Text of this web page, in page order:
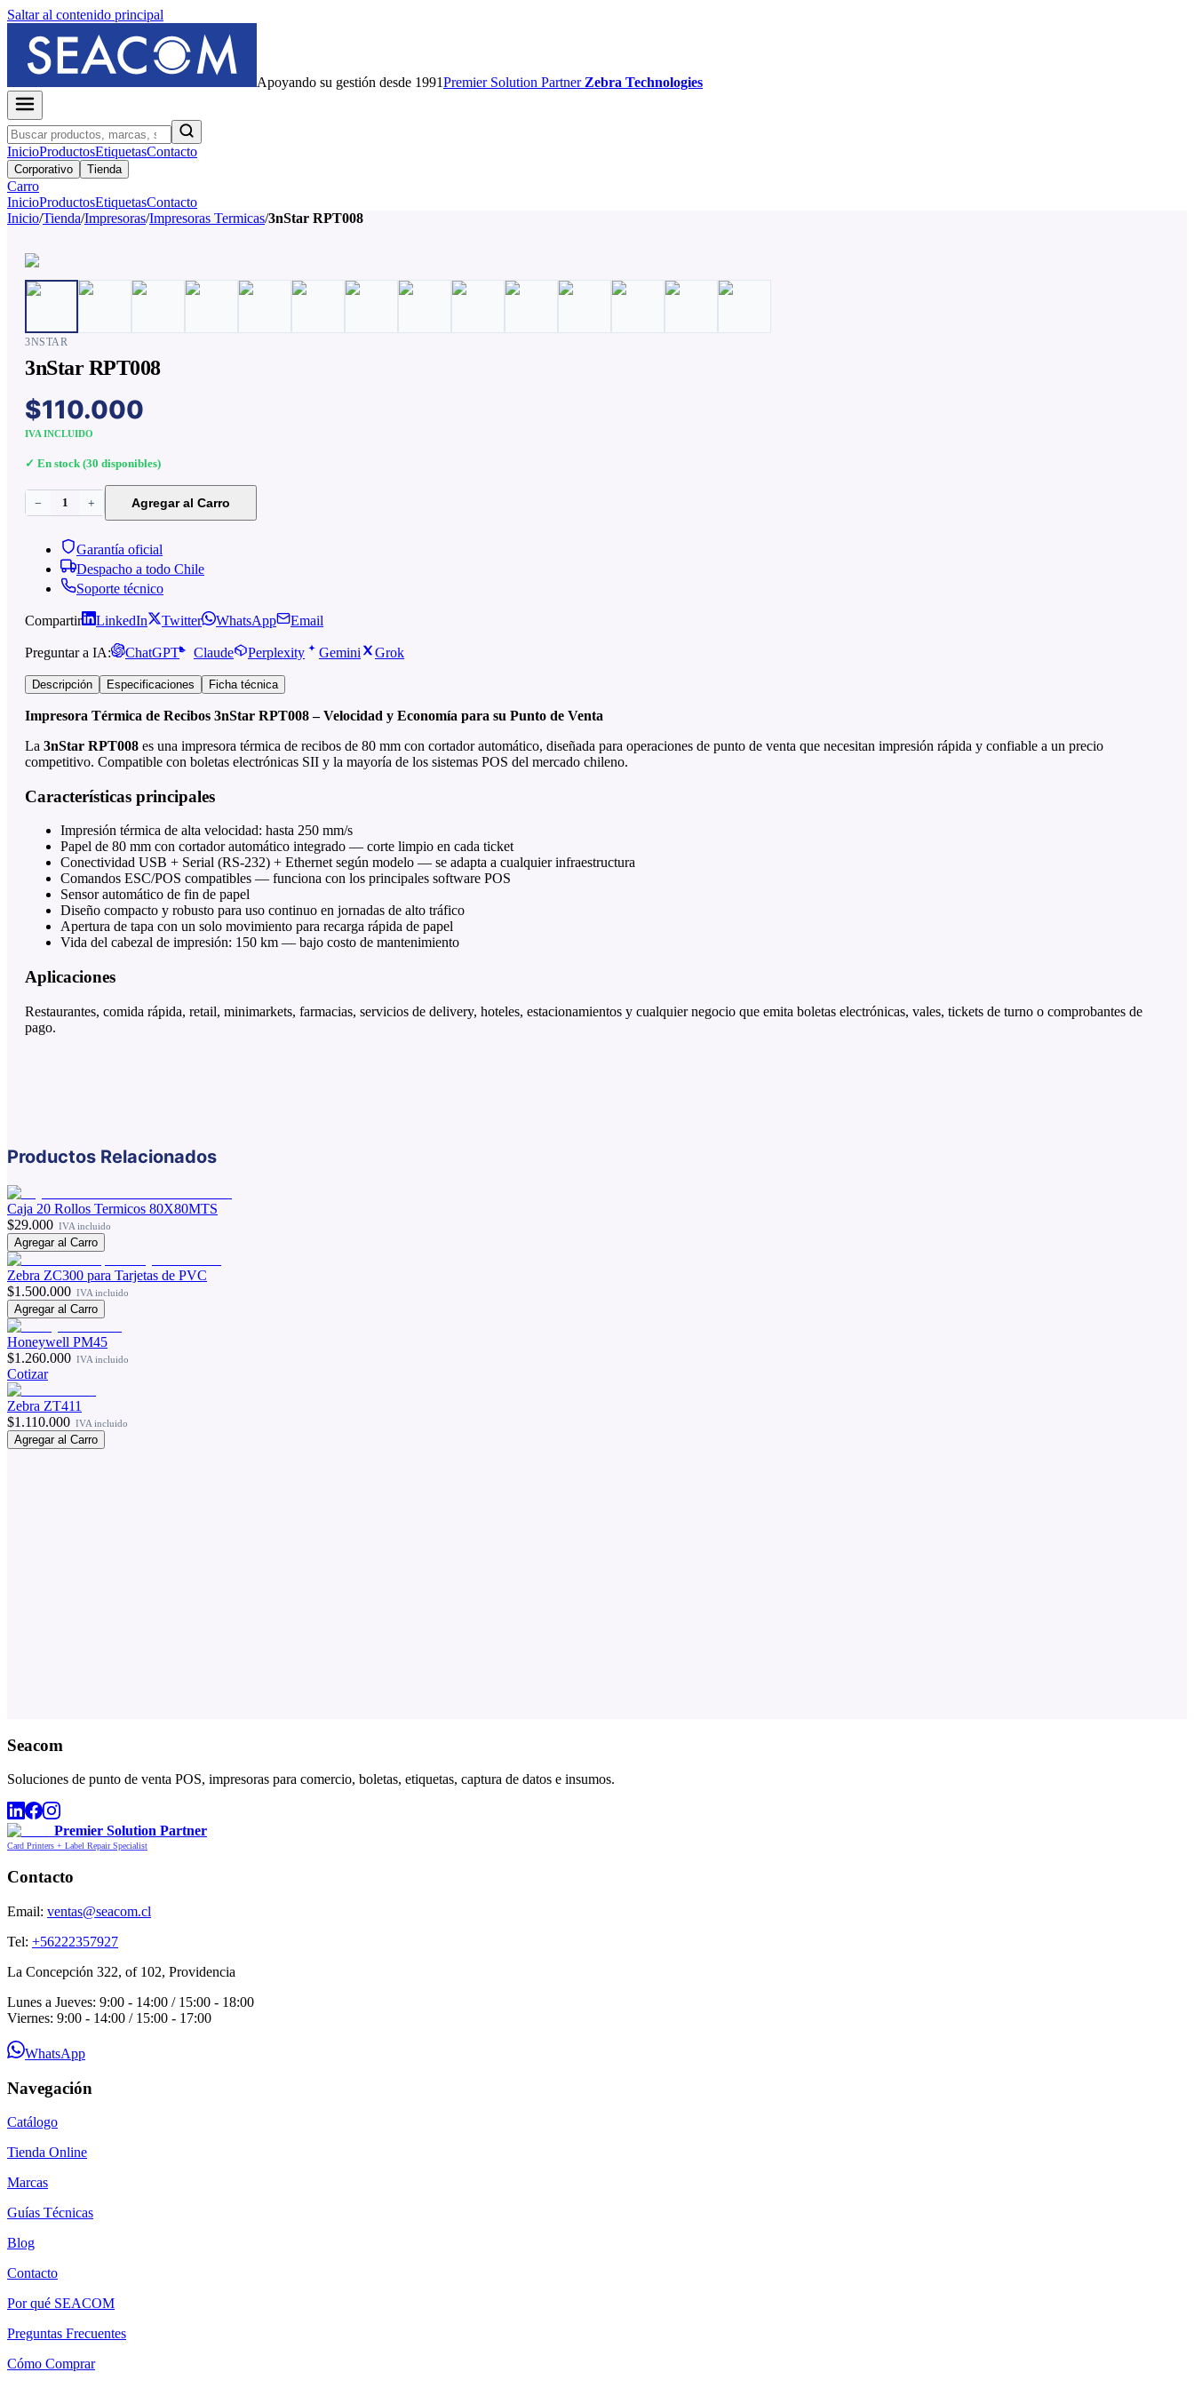
Saltar al contenido principal
Apoyando su gestión desde 1991PremierSolution Partner Zebra Technologies
InicioProductosEtiquetasContacto
Corporativo Tienda
Carro
InicioProductosEtiquetasContacto
Inicio/Tienda/Impresoras/Impresoras Termicas/3nStar RPT008
3NSTAR
3nStar RPT008
$110.000
IVA INCLUIDO
✓ En stock (30 disponibles)
− 1 + Agregar al Carro
Garantía oficial
Despacho a todo Chile
Soporte técnico
Compartir LinkedIn Twitter WhatsApp Email
Preguntar a IA: ChatGPT Claude Perplexity Gemini Grok
Descripción Especificaciones Ficha técnica
Impresora Térmica de Recibos 3nStar RPT008 – Velocidad y Economía para su Punto de Venta
La 3nStar RPT008 es una impresora térmica de recibos de 80 mm con cortador automático, diseñada para operaciones de punto de venta que necesitan impresión rápida y confiable a un precio
competitivo. Compatible con boletas electrónicas SII y la mayoría de los sistemas POS del mercado chileno.
Características principales
Impresión térmica de alta velocidad: hasta 250 mm/s
Papel de 80 mm con cortador automático integrado — corte limpio en cada ticket
Conectividad USB + Serial (RS-232) + Ethernet según modelo — se adapta a cualquier infraestructura
Comandos ESC/POS compatibles — funciona con los principales software POS
Sensor automático de fin de papel
Diseño compacto y robusto para uso continuo en jornadas de alto tráfico
Apertura de tapa con un solo movimiento para recarga rápida de papel
Vida del cabezal de impresión: 150 km — bajo costo de mantenimiento
Aplicaciones
Restaurantes, comida rápida, retail, minimarkets, farmacias, servicios de delivery, hoteles, estacionamientos y cualquier negocio que emita boletas electrónicas, vales, tickets de turno o comprobantes de
pago.
Productos Relacionados
Caja 20 Rollos Termicos 80X80MTS
$29.000 IVA incluido
Agregar al Carro
Zebra ZC300 para Tarjetas de PVC
$1.500.000 IVA incluido
Agregar al Carro
Honeywell PM45
$1.260.000 IVA incluido
Cotizar
Zebra ZT411
$1.110.000 IVA incluido
Agregar al Carro
Seacom
Soluciones de punto de venta POS, impresoras para comercio, boletas, etiquetas, captura de datos e insumos.
Premier Solution Partner
Card Printers + Label Repair Specialist
Contacto
Email: ventas@seacom.cl
Tel: +56222357927
La Concepción 322, of 102, Providencia
Lunes a Jueves: 9:00 - 14:00 / 15:00 - 18:00
Viernes: 9:00 - 14:00 / 15:00 - 17:00
WhatsApp
Navegación
Catálogo
Tienda Online
Marcas
Guías Técnicas
Blog
Contacto
Por qué SEACOM
Preguntas Frecuentes
Cómo Comprar